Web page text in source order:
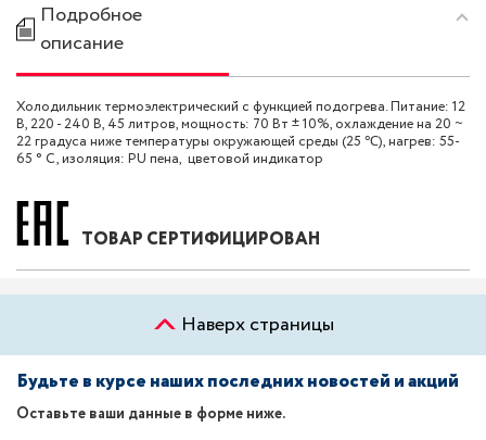
Подробное
описание
Холодильник термоэлектрический с функцией подогрева. Питание: 12
В, 220 - 240 В, 45 литров, мощность: 70 Вт ± 10%, охлаждение на 20 ~
22 градуса ниже температуры окружающей среды (25 ℃), нагрев: 55-
65 ° C, изоляция: PU пена, цветовой индикатор
ТОВАР СЕРТИФИЦИРОВАН
Наверх страницы
Будьте в курсе наших последних новостей и акций
Оставьте ваши данные в форме ниже.